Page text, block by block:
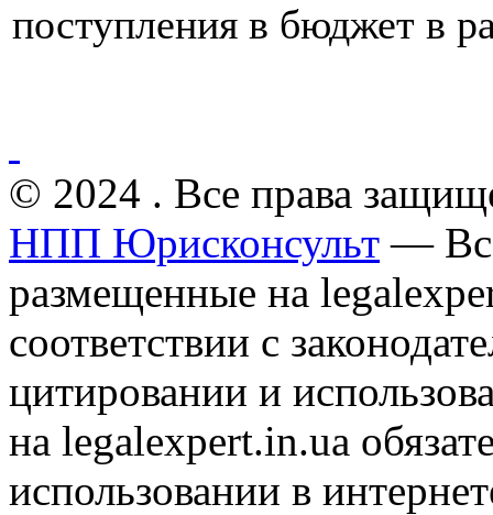
поступления в бюджет в
© 2024 . Все права
НПП Юрисконсульт —
размещенные на
соответствии с
цитировании и
на legalexpert.in.ua
использовании в